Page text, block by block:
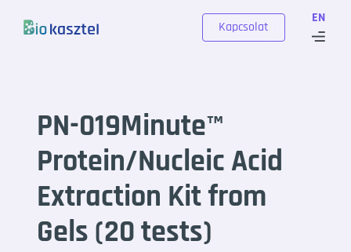
EN
Kapcsolat
PN-019Minute™
Protein/Nucleic Acid
Extraction Kit from
Gels (20 tests)